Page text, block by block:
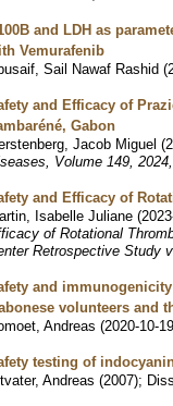
and LDH as
Vemurafenib
Sail Nawaf Rashid (
and Efficacy of
Gabon
Jacob Miguel (
Volume 149,
and Efficacy of
Isabelle Juliane (
of Rotational
Retrospective Study
and
volunteers and
Andreas (2020-10-19
testing of
Andreas (2007);